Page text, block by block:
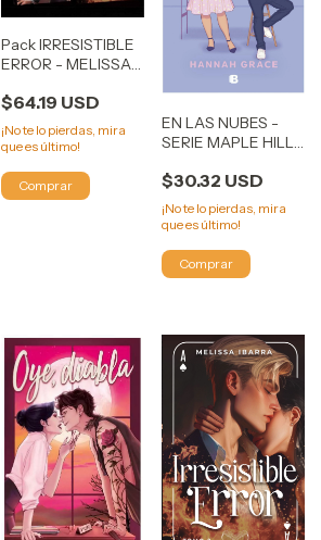
Pack IRRESISTIBLE
ERROR - MELISSA
$64.19 USD
¡No te lo pierdas, mira
que es último!
EN LAS NUBES -
SERIE MAPLE HILLS
HANNAH
$30.32 USD
¡No te lo pierdas, mira
que es último!